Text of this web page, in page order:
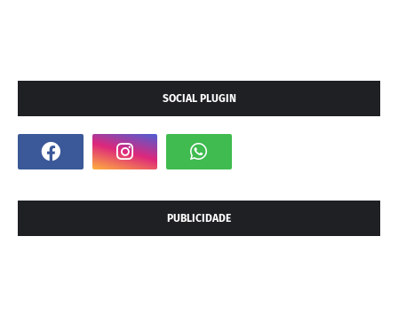
SOCIAL PLUGIN
PUBLICIDADE